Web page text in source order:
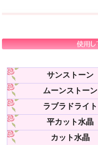
サンストーン
ムーンストーン
ラブラドライト
平カット水晶
カット水晶